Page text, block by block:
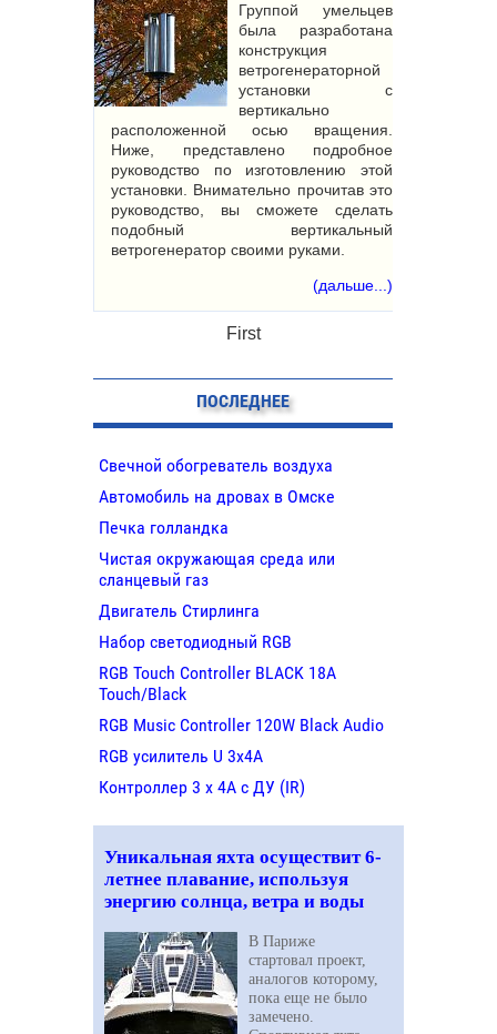
Группой умельцев
была разработана
конструкция
ветрогенераторной
установки с
вертикально
расположенной осью вращения.
Ниже, представлено подробное
руководство по изготовлению этой
установки. Внимательно прочитав это
руководство, вы сможете сделать
подобный вертикальный
ветрогенератор своими руками.
(дальше...)
First
ПОСЛЕДНЕЕ
Свечной обогреватель воздуха
Автомобиль на дровах в Омске
Печка голландка
Чистая окружающая среда или
сланцевый газ
Двигатель Стирлинга
Набор светодиодный RGB
RGB Touch Controller BLACK 18A
Touch/Black
RGB Music Controller 120W Black Audio
RGB усилитель U 3х4A
Контроллер 3 х 4А с ДУ (IR)
Уникальная яхта осуществит 6-
летнее плавание, используя
энергию солнца, ветра и воды
В Париже
стартовал проект,
аналогов которому,
пока еще не было
замечено.